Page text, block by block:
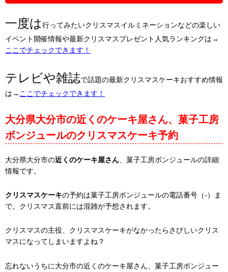
一度は行ってみたいクリスマスイルミネーションなどの楽しい
イベント開催情報や最新クリスマスプレゼント人気ランキングは→
ここでチェックできます！
テレビや雑誌で話題の最新クリスマスケーキおすすめ情報
は→ ここでチェックできます！
大分県大分市の近くのケーキ屋さん、菓子工房
ボンジュールのクリスマスケーキ予約
大分県大分市の近くのケーキ屋さん 、菓子工房ボンジュールの詳細
情報です。
クリスマスケーキの予約は菓子工房ボンジュールの電話番号（-）ま
で。クリスマス直前には混雑が予想されます。
クリスマスの主役、クリスマスケーキがなかったらさびしいクリス
マスになってしまいますよね？
忘れないうちに大分市の近くのケーキ屋さん、菓子工房ボンジュー